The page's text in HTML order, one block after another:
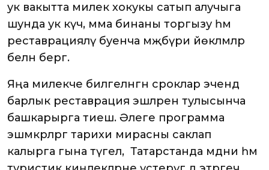
ук вакытта милек хокукы сатып алучыга
шунда ук күчә, әмма бинаны торгызу һәм
реставрацияләү буенча мәҗбүри йөкләмәләр
белән бергә.
Яңа милекче билгеләнгән сроклар эчендә
барлык реставрация эшләрен тулысынча
башкарырга тиеш. Әлеге программа
эшмәкәрләргә тарихи мирасны саклап
калырга гына түгел, ә Татарстанда мәдәни һәм